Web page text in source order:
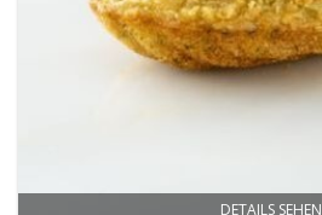
DETAILS SEHEN